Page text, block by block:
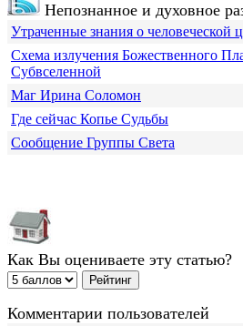
Непознанное и духовное
Утраченные знания о человеческой
Схема излучения Божественного
Субвселенной
Маг Ирина Соломон
Где сейчас Копье Судьбы
Сообщение Группы Света
Как Вы оцениваете эту статью?
Комментарии пользователей